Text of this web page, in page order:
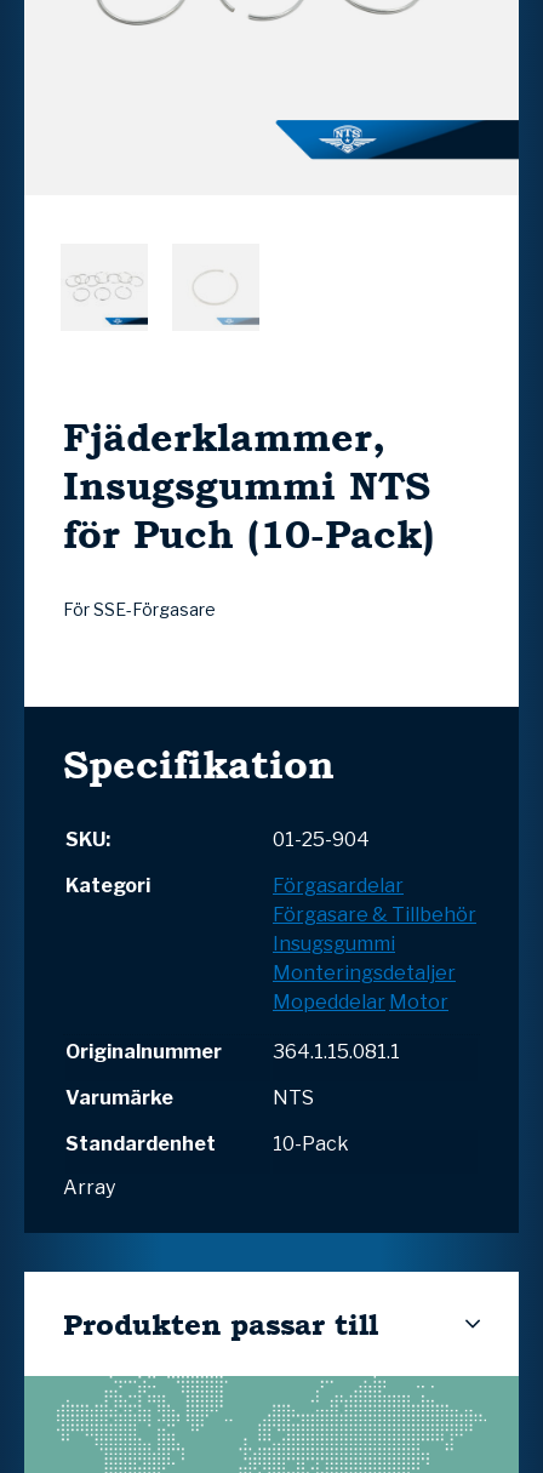
Fjäderklammer,
Insugsgummi NTS
för Puch (10-Pack)
För SSE-Förgasare
Specifikation
SKU:
01-25-904
Kategori
Förgasardelar
Förgasare & Tillbehör
Insugsgummi
Monteringsdetaljer
Mopeddelar Motor
Originalnummer
364.1.15.081.1
Varumärke
NTS
Standardenhet
10-Pack
Array
Produkten passar till